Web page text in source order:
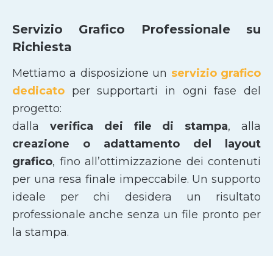
Servizio Grafico Professionale su
Richiesta
Mettiamo a disposizione un servizio grafico
dedicato per supportarti in ogni fase del
progetto:
dalla verifica dei file di stampa, alla
creazione o adattamento del layout
grafico, fino all’ottimizzazione dei contenuti
per una resa finale impeccabile. Un supporto
ideale per chi desidera un risultato
professionale anche senza un file pronto per
la stampa.